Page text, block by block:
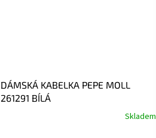
DÁMSKÁ KABELKA PEPE MOLL
261291 BÍLÁ
Skladem